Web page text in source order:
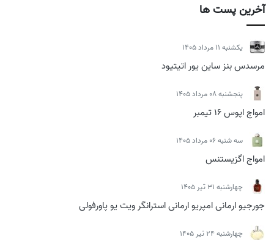
آخرین پست ها
يكشنبه 11 مرداد 1405
مرسدس بنز ساین یور اتیتیود
پنجشنبه 08 مرداد 1405
امواج اپوس 16 تیمبر
سه شنبه 06 مرداد 1405
امواج اگزیستنس
چهارشنبه 31 تیر 1405
جورجیو ارمانی امپریو ارمانی استرانگر ویت یو پاورفولی
چهارشنبه 24 تیر 1405